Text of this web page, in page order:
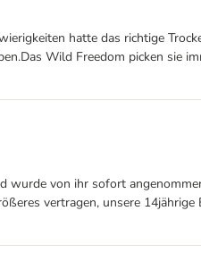
hatte das richtige
Wild Freedom picken sie
von ihr sofort
vertragen, unsere